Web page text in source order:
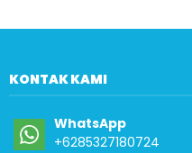
KONTAK KAMI
WhatsApp
+6285327180724